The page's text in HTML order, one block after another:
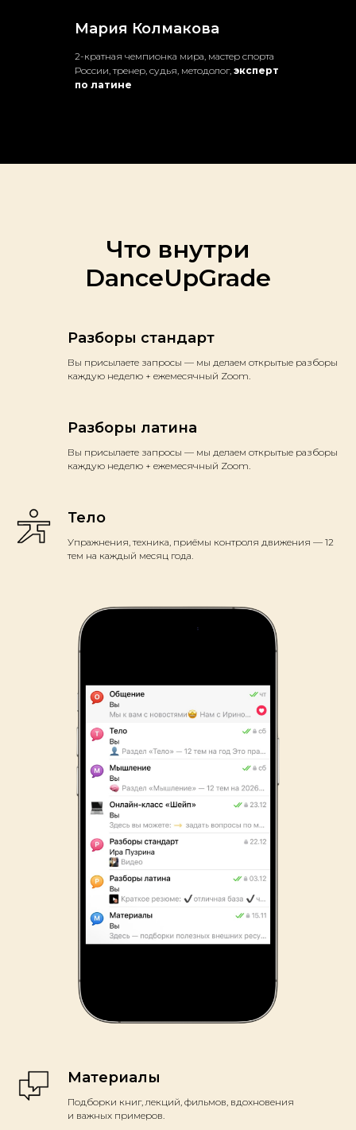
Мария Колмакова
2-кратная чемпионка мира, мастер спорта
России, тренер, судья, методолог, эксперт
по латине
Что внутри
DanceUpGrade
Разборы стандарт
Вы присылаете запросы — мы делаем открытые разборы
каждую неделю + ежемесячный Zoom.
Разборы латина
Вы присылаете запросы — мы делаем открытые разборы
каждую неделю + ежемесячный Zoom.
Тело
Упражнения, техника, приёмы контроля движения — 12
тем на каждый месяц года.
Материалы
Подборки книг, лекций, фильмов, вдохновения
и важных примеров.